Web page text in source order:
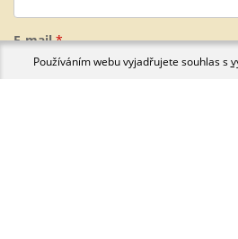
Používáním webu vyjadřujete souhlas s
E-mail*